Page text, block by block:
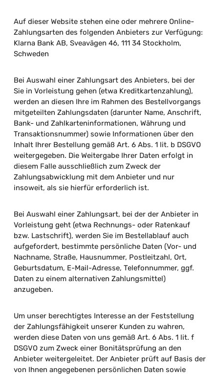
Auf dieser Website stehen eine oder mehrere Online-
Zahlungsarten des folgenden Anbieters zur Verfügung:
Klarna Bank AB, Sveavägen 46, 111 34 Stockholm,
Schweden
Bei Auswahl einer Zahlungsart des Anbieters, bei der
Sie in Vorleistung gehen (etwa Kreditkartenzahlung),
werden an diesen Ihre im Rahmen des Bestellvorgangs
mitgeteilten Zahlungsdaten (darunter Name, Anschrift,
Bank- und Zahlkarteninformationen, Währung und
Transaktionsnummer) sowie Informationen über den
Inhalt Ihrer Bestellung gemäß Art. 6 Abs. 1 lit. b DSGVO
weitergegeben. Die Weitergabe Ihrer Daten erfolgt in
diesem Falle ausschließlich zum Zweck der
Zahlungsabwicklung mit dem Anbieter und nur
insoweit, als sie hierfür erforderlich ist.
Bei Auswahl einer Zahlungsart, bei der der Anbieter in
Vorleistung geht (etwa Rechnungs- oder Ratenkauf
bzw. Lastschrift), werden Sie im Bestellablauf auch
aufgefordert, bestimmte persönliche Daten (Vor- und
Nachname, Straße, Hausnummer, Postleitzahl, Ort,
Geburtsdatum, E-Mail-Adresse, Telefonnummer, ggf.
Daten zu einem alternativen Zahlungsmittel)
anzugeben.
Um unser berechtigtes Interesse an der Feststellung
der Zahlungsfähigkeit unserer Kunden zu wahren,
werden diese Daten von uns gemäß Art. 6 Abs. 1 lit. f
DSGVO zum Zweck einer Bonitätsprüfung an den
Anbieter weitergeleitet. Der Anbieter prüft auf Basis der
von Ihnen angegebenen persönlichen Daten sowie